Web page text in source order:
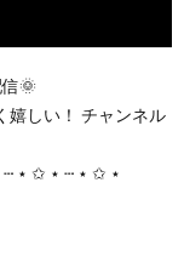
🌞
嬉しい！ チャンネル
⋆ ✩ ⋆ ┄ ⋆ ✩ ⋆